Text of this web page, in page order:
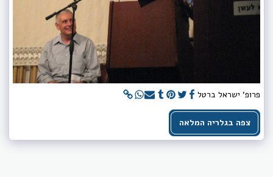
פרופ' ישראל ברטל
צפה בגלריה המלאה